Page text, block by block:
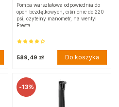
Pompa warsztatowa odpowiednia do
opon bezdętkowych, ciśnienie do 220
psi, czytelny manometr, na wentyl
Presta.
589,49 zł Do koszyka
-13%